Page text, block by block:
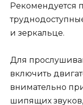
Рекомендуется
и зеркальце.
Для
включить
внимательно
шипящих